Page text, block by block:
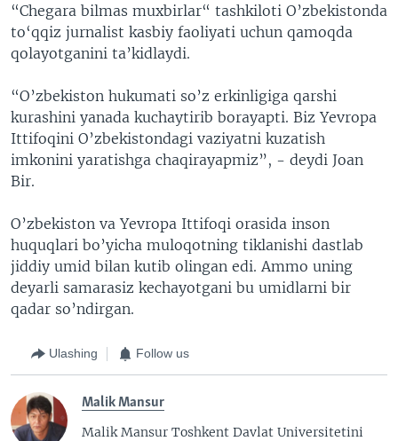
“Chegara bilmas muxbirlar“ tashkiloti O’zbekistonda
to‘qqiz jurnalist kasbiy faoliyati uchun qamoqda
qolayotganini ta’kidlaydi.
“O’zbekiston hukumati so’z erkinligiga qarshi
kurashini yanada kuchaytirib borayapti. Biz Yevropa
Ittifoqini O’zbekistondagi vaziyatni kuzatish
imkonini yaratishga chaqirayapmiz”, - deydi Joan
Bir.
O’zbekiston va Yevropa Ittifoqi orasida inson
huquqlari bo’yicha muloqotning tiklanishi dastlab
jiddiy umid bilan kutib olingan edi. Ammo uning
deyarli samarasiz kechayotgani bu umidlarni bir
qadar so’ndirgan.
Ulashing Follow us
Malik Mansur
Malik Mansur Toshkent Davlat Universitetini